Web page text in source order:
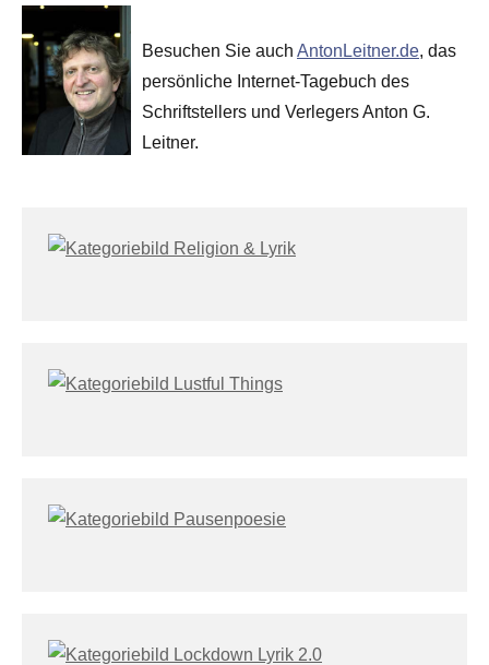
Besuchen Sie auch AntonLeitner.de, das
persönliche Internet-Tagebuch des
Schriftstellers und Verlegers Anton G.
Leitner.